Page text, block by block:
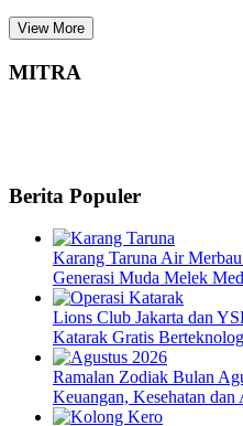
View More
MITRA
Berita Populer
Karang Taruna Air
Generasi Muda Melek
Lions Club Jakarta dan
Katarak Gratis
Ramalan Zodiak Bulan
Keuangan, Kesehatan dan